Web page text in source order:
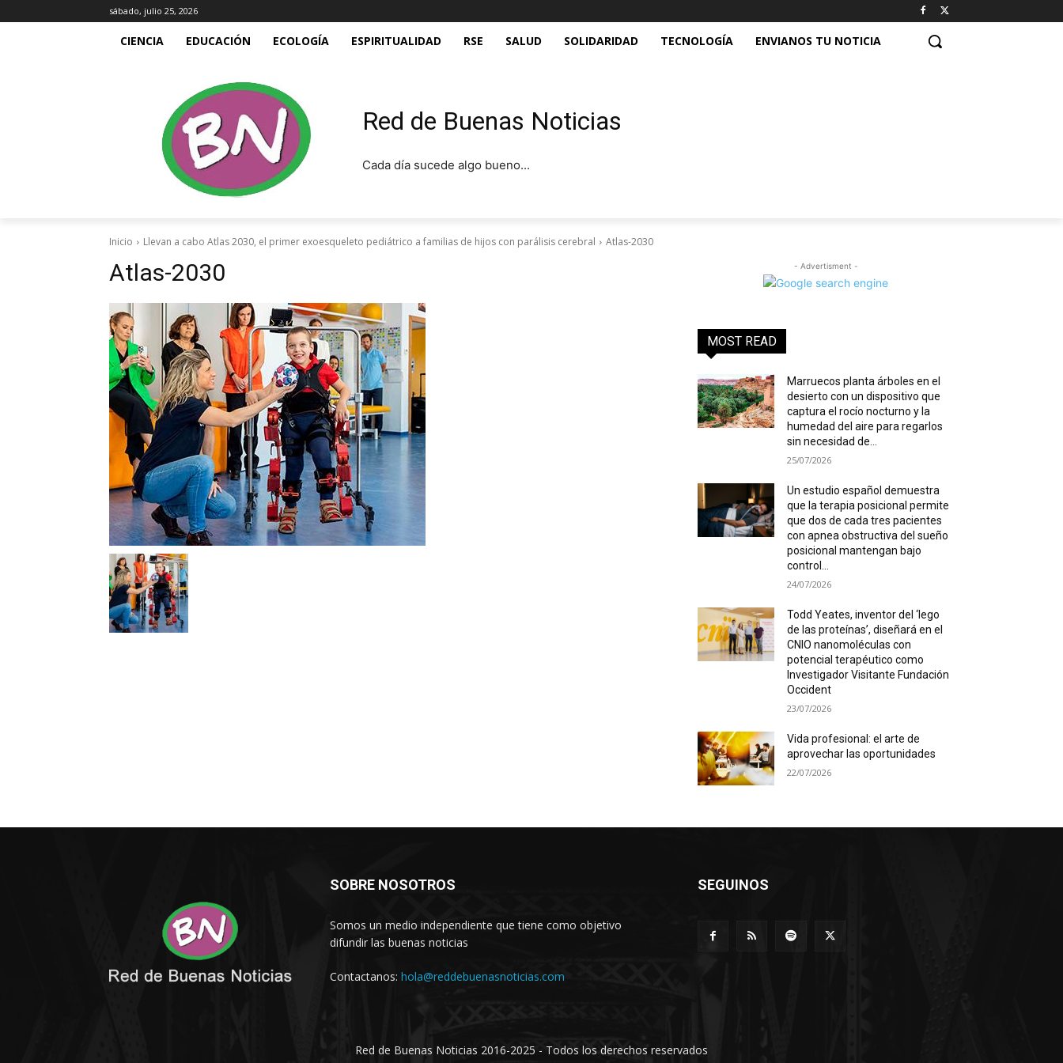
sábado, julio 25, 2026
CIENCIA EDUCACIÓN ECOLOGÍA ESPIRITUALIDAD RSE SALUD SOLIDARIDAD TECNOLOGÍA ENVIANOS TU NOTICIA
Red de Buenas Noticias
Cada día sucede algo bueno...
Inicio Llevan a cabo Atlas 2030, el primer exoesqueleto pediátrico a familias de hijos con parálisis cerebral Atlas-2030
Atlas-2030 - Advertisment -
MOST READ
Marruecos planta árboles en el
desierto con un dispositivo que
captura el rocío nocturno y la
humedad del aire para regarlos
sin necesidad de...
25/07/2026
Un estudio español demuestra
que la terapia posicional permite
que dos de cada tres pacientes
con apnea obstructiva del sueño
posicional mantengan bajo
control...
24/07/2026
Todd Yeates, inventor del ‘lego
de las proteínas’, diseñará en el
CNIO nanomoléculas con
potencial terapéutico como
Investigador Visitante Fundación
Occident
23/07/2026
Vida profesional: el arte de
aprovechar las oportunidades
22/07/2026
SOBRE NOSOTROS
Somos un medio independiente que tiene como objetivo
difundir las buenas noticias
Contactanos: hola@reddebuenasnoticias.com
SEGUINOS
Red de Buenas Noticias 2016-2025 - Todos los derechos reservados